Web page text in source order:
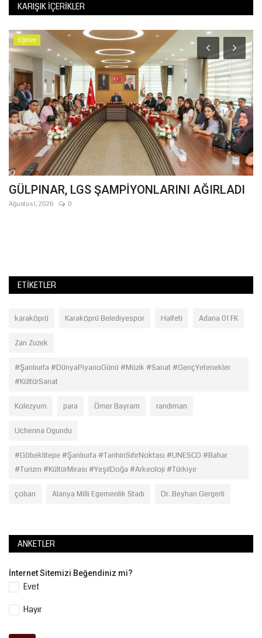
KARIŞIK İÇERIKLER
Eğitim
GÜLPINAR, LGS ŞAMPİYONLARINI AĞIRLADI
Ağustos 1, 2026 0
ETIKETLER
karaköprü Karaköprü Belediyespor Halfeti Adana 01 FK
Zan Zuzek
#Şanlıurfa #DünyaPiyanoGünü #Müzik #Sanat #GençYetenekler
#KültürSanat
Kolezyum para Ömer Bayram randıman
Uchenna Ogundu
#Göbeklitepe #Şanlıurfa #TarihinSıfırNoktası #UNESCO #Bahar
#Turizm #KültürMirası #YeşilDoğa #Arkeoloji #Türkiye
çoban Alanya Milli Egemenlik Stadı Dr. Beyhan Gergerli
ANKETLER
İnternet Sitemizi Beğendiniz mi?
Evet
Hayır